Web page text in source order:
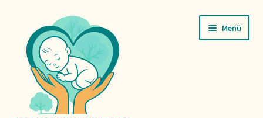
Navigation
springen
Inhalt
springen
Menü